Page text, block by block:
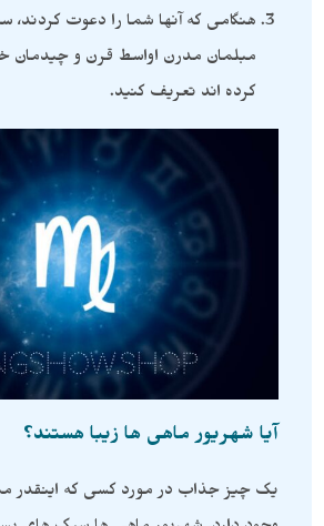
هنگامی که آنها شما را دعوت کردند،
مبلمان مدرن اواسط قرن و چیدمان
کرده اند تعریف کنید.
آیا شهریور ماهی ها زیبا هستند؟
یک چیز جذاب در مورد کسی که